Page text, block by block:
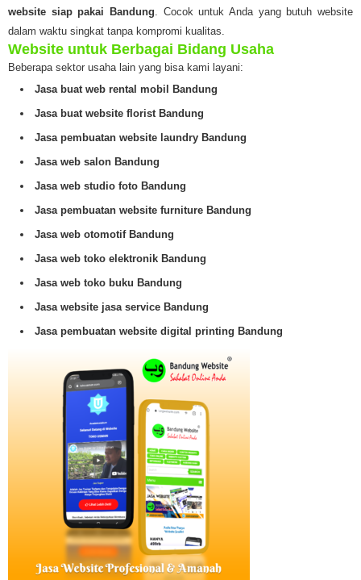
website siap pakai Bandung. Cocok untuk Anda yang butuh website
dalam waktu singkat tanpa kompromi kualitas.
Website untuk Berbagai Bidang Usaha
Beberapa sektor usaha lain yang bisa kami layani:
Jasa buat web rental mobil Bandung
Jasa buat website florist Bandung
Jasa pembuatan website laundry Bandung
Jasa web salon Bandung
Jasa web studio foto Bandung
Jasa pembuatan website furniture Bandung
Jasa web otomotif Bandung
Jasa web toko elektronik Bandung
Jasa web toko buku Bandung
Jasa website jasa service Bandung
Jasa pembuatan website digital printing Bandung